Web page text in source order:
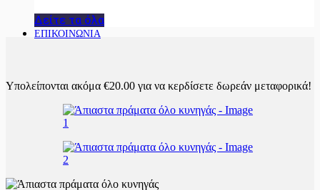
Δείτε τα όλα
ΕΠΙΚΟΙΝΩΝΙΑ
Υπολείπονται ακόμα €20.00 για να κερδίσετε δωρεάν μεταφορικά!